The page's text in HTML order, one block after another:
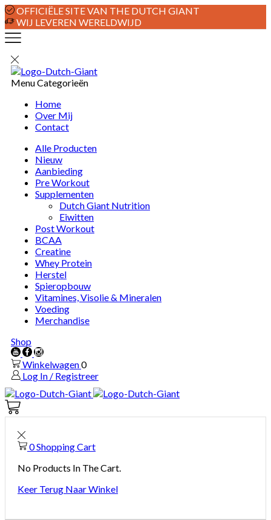
OFFICIËLE SITE VAN THE DUTCH GIANT
WIJ LEVEREN WERELDWIJD
MenuCategorieën
Home
Over Mij
Contact
Alle Producten
Nieuw
Aanbieding
Pre Workout
Supplementen
Dutch Giant Nutrition
Eiwitten
Post Workout
BCAA
Creatine
Whey Protein
Herstel
Spieropbouw
Vitamines, Visolie & Mineralen
Voeding
Merchandise
Shop
Youtube
Facebook
Instagram
Winkelwagen0
Log In / Registreer
0Shopping Cart
No Products In The Cart.
Keer Terug Naar Winkel